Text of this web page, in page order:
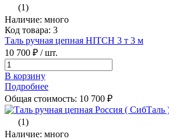
(1)
Наличие: много
Код товара: 3
Таль ручная цепная HITCH 3 т 3 м
10 700 ₽ / шт.
В корзину
Подробнее
Общая стоимость: 10 700 ₽
(1)
Наличие: много